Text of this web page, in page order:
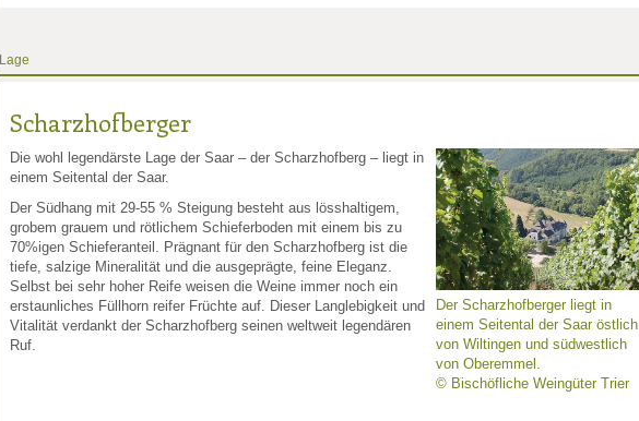
Lage
Scharzhofberger
Der Scharzhofberger liegt in
einem Seitental der Saar östlich
von Wiltingen und südwestlich
von Oberemmel.
© Bischöfliche Weingüter Trier
Die wohl legendärste Lage der Saar – der Scharzhofberg – liegt in
einem Seitental der Saar.
Der Südhang mit 29-55 % Steigung besteht aus lösshaltigem,
grobem grauem und rötlichem Schieferboden mit einem bis zu
70%igen Schieferanteil. Prägnant für den Scharzhofberg ist die
tiefe, salzige Mineralität und die ausgeprägte, feine Eleganz.
Selbst bei sehr hoher Reife weisen die Weine immer noch ein
erstaunliches Füllhorn reifer Früchte auf. Dieser Langlebigkeit und
Vitalität verdankt der Scharzhofberg seinen weltweit legendären
Ruf.